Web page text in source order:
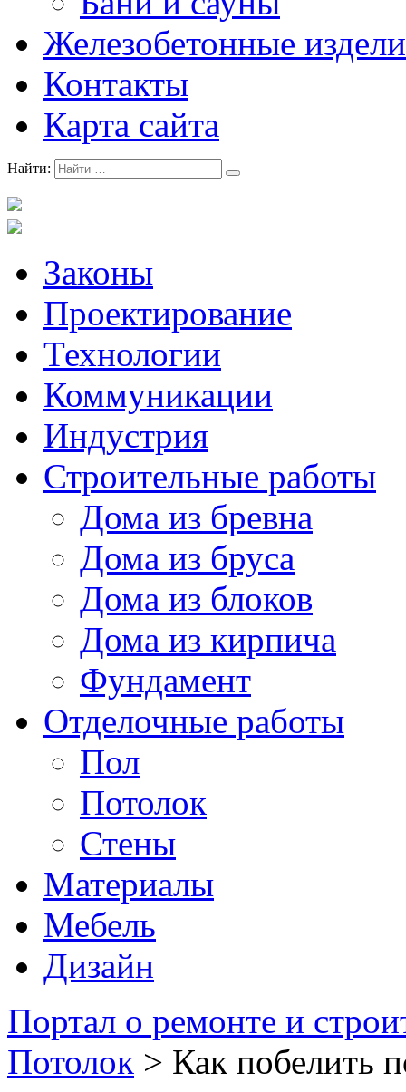
Железобетонные
Контакты
Карта сайта
Найти:
Законы
Проектирование
Технологии
Коммуникации
Индустрия
Строительные работы
Дома из бревна
Дома из бруса
Дома из блоков
Дома из кирпича
Фундамент
Отделочные работы
Пол
Потолок
Стены
Материалы
Мебель
Дизайн
Портал о ремонте и
Потолок > Как побелить